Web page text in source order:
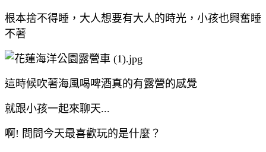
根本捨不得睡，大人想要有大人的時光，小孩也興奮睡
不著
這時候吹著海風喝啤酒真的有露營的感覺
就跟小孩一起來聊天...
啊! 問問今天最喜歡玩的是什麼？